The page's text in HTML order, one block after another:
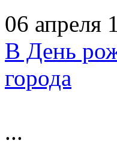
06 апреля
В День
города
...